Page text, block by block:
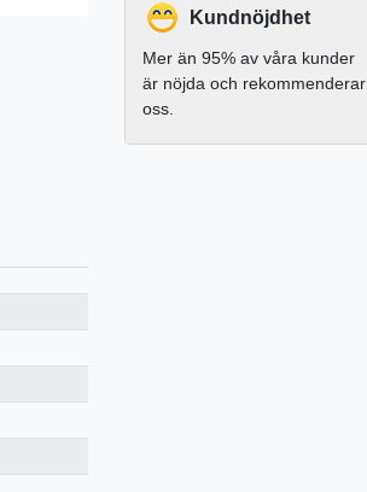
Kundnöjdhet
Mer än 95% av våra kunder
är nöjda och rekommenderar
oss.